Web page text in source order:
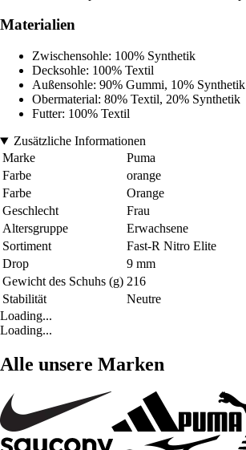
Materialien
Zwischensohle: 100% Synthetik
Decksohle: 100% Textil
Außensohle: 90% Gummi, 10% Synthetik
Obermaterial: 80% Textil, 20% Synthetik
Futter: 100% Textil
Zusätzliche Informationen
Marke
Puma
Farbe
orange
Farbe
Orange
Geschlecht
Frau
Altersgruppe
Erwachsene
Sortiment
Fast-R Nitro Elite
Drop
9 mm
Gewicht des Schuhs (g) 216
Stabilität
Neutre
Loading...
Loading...
Alle unsere Marken